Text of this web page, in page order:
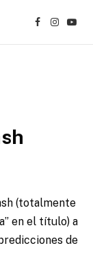
Facebook
(totalmente
en el título) a
de